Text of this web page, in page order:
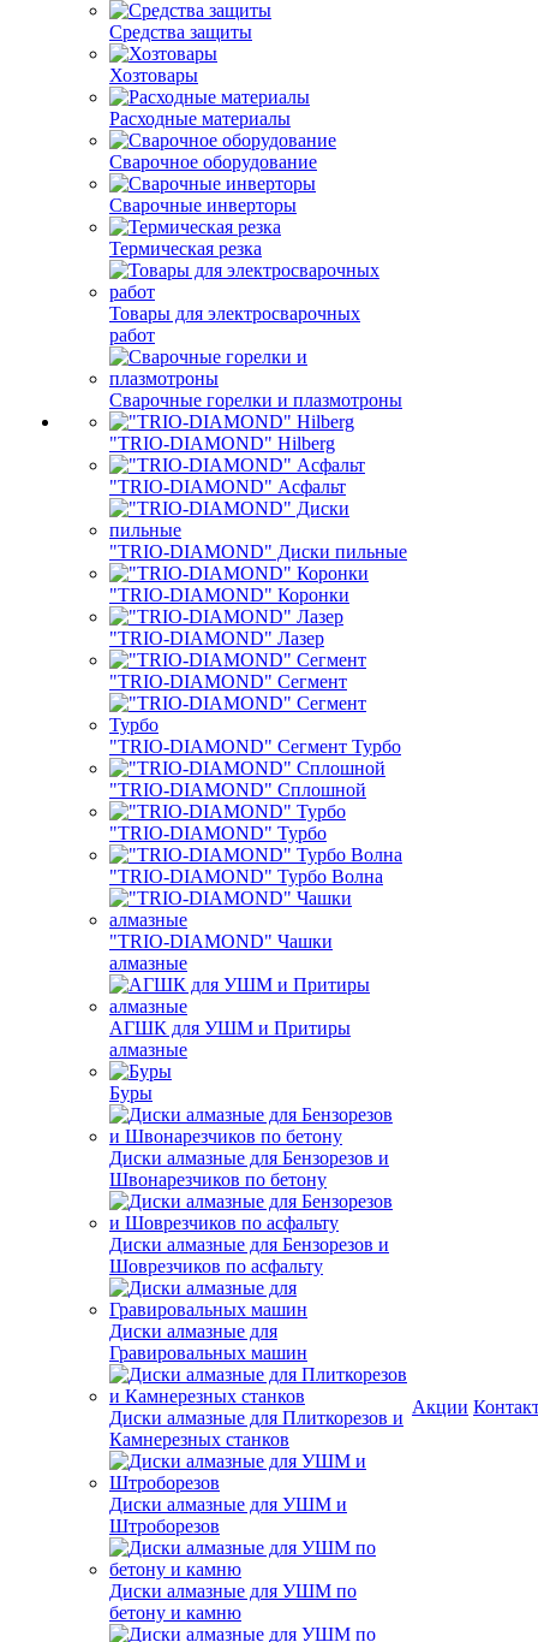
Средства защиты
Хозтовары
Расходные материалы
Сварочное оборудование
Сварочные инверторы
Термическая резка
Товары для электросварочных
работ
Сварочные горелки и плазмотроны
"TRIO-DIAMOND" Hilberg
"TRIO-DIAMOND" Асфальт
"TRIO-DIAMOND" Диски пильные
"TRIO-DIAMOND" Коронки
"TRIO-DIAMOND" Лазер
"TRIO-DIAMOND" Сегмент
"TRIO-DIAMOND" Сегмент Турбо
"TRIO-DIAMOND" Сплошной
"TRIO-DIAMOND" Турбо
"TRIO-DIAMOND" Турбо Волна
"TRIO-DIAMOND" Чашки
алмазные
АГШК для УШМ и Притиры
алмазные
Буры
Диски алмазные для Бензорезов и
Швонарезчиков по бетону
Диски алмазные для Бензорезов и
Шоврезчиков по асфальту
Диски алмазные для
Гравировальных машин
Диски алмазные для Плиткорезов и
Камнерезных станков
Диски алмазные для УШМ и
Штроборезов
Диски алмазные для УШМ по
бетону и камню
Акции